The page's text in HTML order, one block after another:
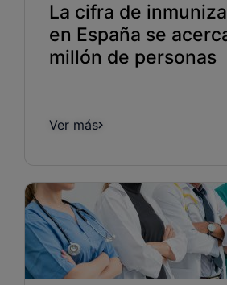
La cifra de
en España se
millón de personas
Ver más